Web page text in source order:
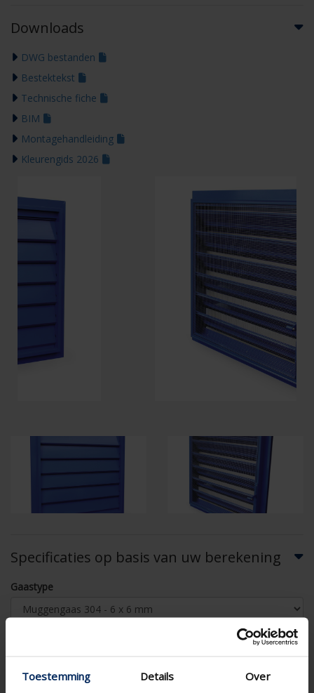
Toestemming Details Over
Downloads
DWG bestanden
Bestektekst
Technische fiche
BIM
Montagehandleiding
Kleurengids 2026
Specificaties op basis van uw berekening
Gaastype
LUCHTSTROOMBEREKENING